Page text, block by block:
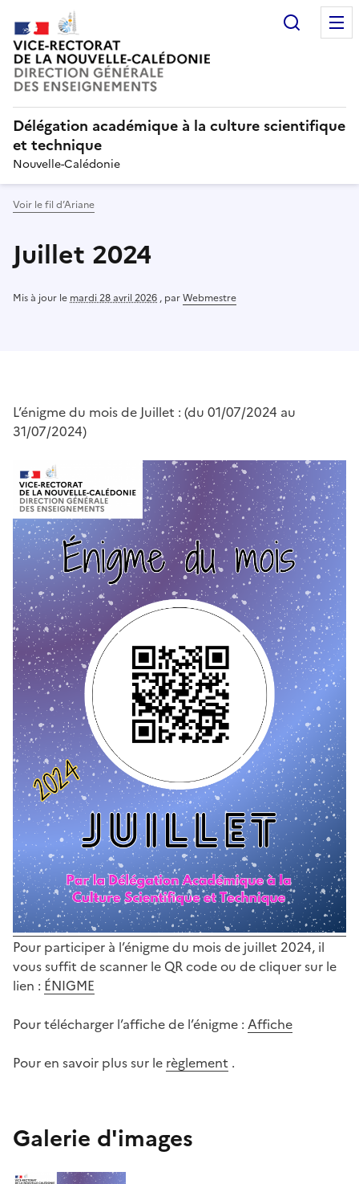
Délégation académique à la culture scientifique
et technique
Nouvelle-Calédonie
Voir le fil d’Ariane
Juillet 2024
Mis à jour le mardi 28 avril 2026 , parWebmestre
L’énigme du mois de Juillet : (du 01/07/2024 au
31/07/2024)
Pour participer à l’énigme du mois de juillet 2024, il
vous suffit de scanner le QR code ou de cliquer sur le
lien : ÉNIGME
Pour télécharger l’affiche de l’énigme : Affiche
Pour en savoir plus sur le règlement .
Galerie d'images